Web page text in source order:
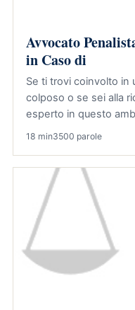
Avvocato
in Caso di
Se ti trovi coinvolto in
colposo o se sei alla
esperto in questo
18 min3500 parole